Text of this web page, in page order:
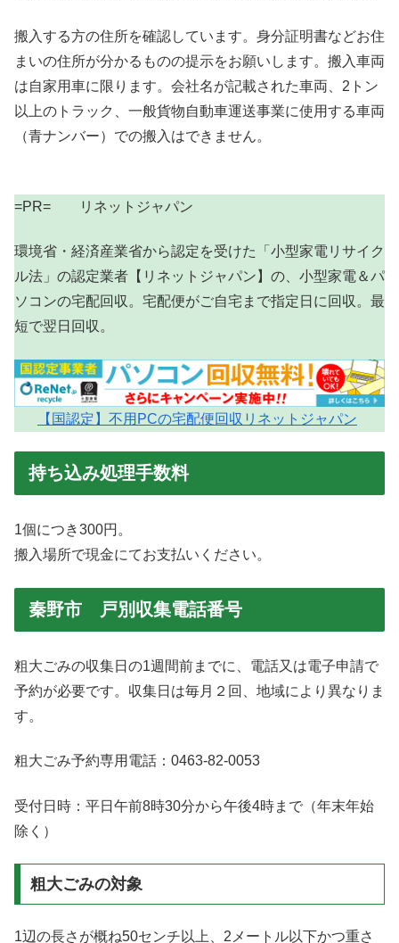
搬入する方の住所を確認しています。身分証明書などお住
まいの住所が分かるものの提示をお願いします。搬入車両
は自家用車に限ります。会社名が記載された車両、2トン
以上のトラック、一般貨物自動車運送事業に使用する車両
（青ナンバー）での搬入はできません。
=PR= リネットジャパン
環境省・経済産業省から認定を受けた「小型家電リサイク
ル法」の認定業者【リネットジャパン】の、小型家電＆パ
ソコンの宅配回収。宅配便がご自宅まで指定日に回収。最
短で翌日回収。
【国認定】不用PCの宅配便回収リネットジャパン
持ち込み処理手数料
1個につき300円。
搬入場所で現金にてお支払いください。
秦野市 戸別収集電話番号
粗大ごみの収集日の1週間前までに、電話又は電子申請で
予約が必要です。収集日は毎月２回、地域により異なりま
す。
粗大ごみ予約専用電話：0463-82-0053
受付日時：平日午前8時30分から午後4時まで（年末年始
除く）
粗大ごみの対象
1辺の長さが概ね50センチ以上、2メートル以下かつ重さ